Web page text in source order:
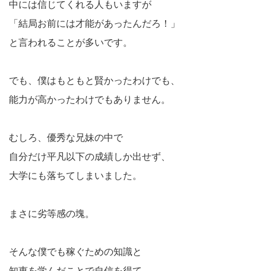
中には信じてくれる人もいますが
「結局お前には才能があったんだろ！」
と言われることが多いです。
でも、僕はもともと賢かったわけでも、
能力が高かったわけでもありません。
むしろ、優秀な兄妹の中で
自分だけ平凡以下の成績しか出せず、
大学にも落ちてしまいました。
まさに劣等感の塊。
そんな僕でも稼ぐための知識と